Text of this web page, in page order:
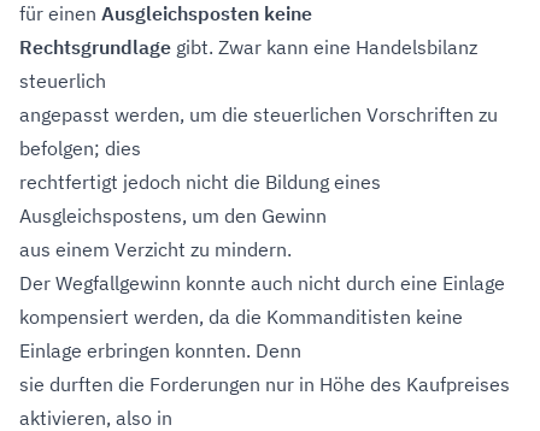
für einen Ausgleichsposten keine
Rechtsgrundlage gibt. Zwar kann eine Handelsbilanz
steuerlich
angepasst werden, um die steuerlichen Vorschriften zu
befolgen; dies
rechtfertigt jedoch nicht die Bildung eines
Ausgleichspostens, um den Gewinn
aus einem Verzicht zu mindern.
Der Wegfallgewinn konnte auch nicht durch eine Einlage
kompensiert werden, da die Kommanditisten keine
Einlage erbringen konnten. Denn
sie durften die Forderungen nur in Höhe des Kaufpreises
aktivieren, also in